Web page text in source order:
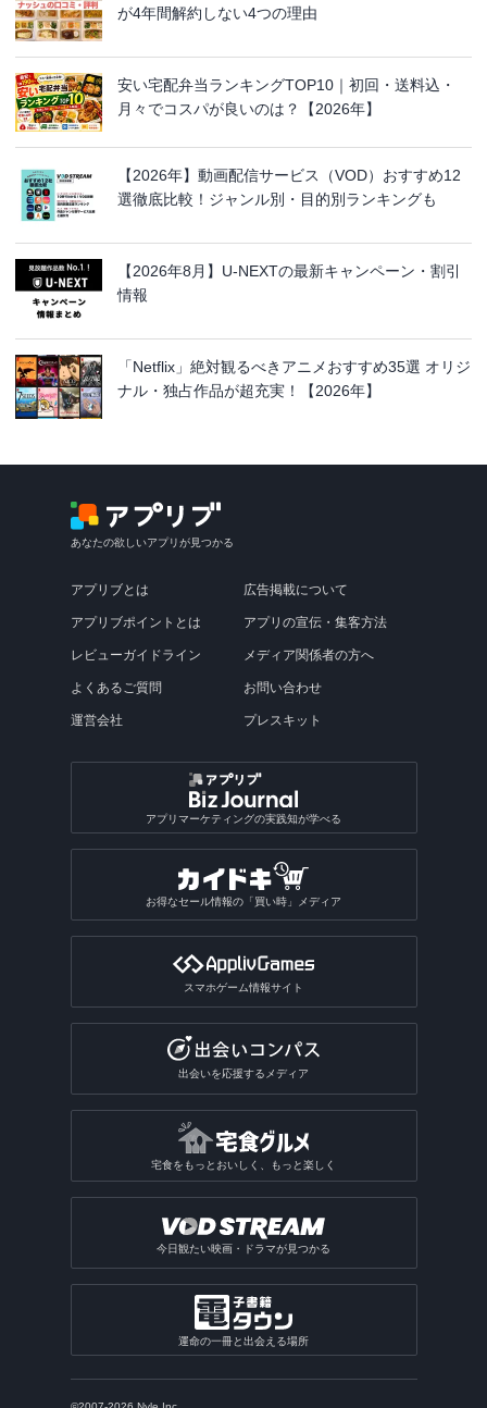
が4年間解約しない4つの理由
安い宅配弁当ランキングTOP10｜初回・送料込・
月々でコスパが良いのは？【2026年】
【2026年】動画配信サービス（VOD）おすすめ12
選徹底比較！ジャンル別・目的別ランキングも
【2026年8月】U-NEXTの最新キャンペーン・割引
情報
「Netflix」絶対観るべきアニメおすすめ35選 オリジ
ナル・独占作品が超充実！【2026年】
あなたの欲しいアプリが見つかる
アプリブとは
アプリブポイントとは
レビューガイドライン
よくあるご質問
運営会社
広告掲載について
アプリの宣伝・集客方法
メディア関係者の方へ
お問い合わせ
プレスキット
アプリマーケティングの実践知が学べる
お得なセール情報の「買い時」メディア
スマホゲーム情報サイト
出会いを応援するメディア
宅食をもっとおいしく、もっと楽しく
今日観たい映画・ドラマが見つかる
運命の一冊と出会える場所